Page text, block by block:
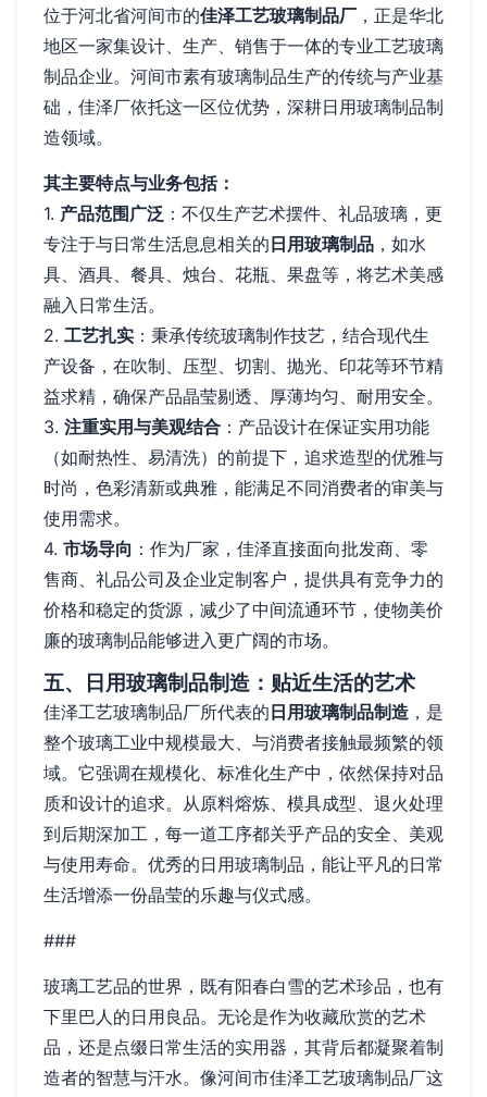
位于河北省河间市的佳泽工艺玻璃制品厂 ，正是华北
地区一家集设计、生产、销售于一体的专业工艺玻璃
制品企业。河间市素有玻璃制品生产的传统与产业基
础，佳泽厂依托这一区位优势，深耕日用玻璃制品制
造领域。
其主要特点与业务包括：
1. 产品范围广泛 ：不仅生产艺术摆件、礼品玻璃，更
专注于与日常生活息息相关的 日用玻璃制品 ，如水
具、酒具、餐具、烛台、花瓶、果盘等，将艺术美感
融入日常生活。
2. 工艺扎实 ：秉承传统玻璃制作技艺，结合现代生
产设备，在吹制、压型、切割、抛光、印花等环节精
益求精，确保产品晶莹剔透、厚薄均匀、耐用安全。
3. 注重实用与美观结合 ：产品设计在保证实用功能
（如耐热性、易清洗）的前提下，追求造型的优雅与
时尚，色彩清新或典雅，能满足不同消费者的审美与
使用需求。
4. 市场导向 ：作为厂家，佳泽直接面向批发商、零
售商、礼品公司及企业定制客户，提供具有竞争力的
价格和稳定的货源，减少了中间流通环节，使物美价
廉的玻璃制品能够进入更广阔的市场。
五、日用玻璃制品制造：贴近生活的艺术
佳泽工艺玻璃制品厂所代表的 日用玻璃制品制造 ，是
整个玻璃工业中规模最大、与消费者接触最频繁的领
域。它强调在规模化、标准化生产中，依然保持对品
质和设计的追求。从原料熔炼、模具成型、退火处理
到后期深加工，每一道工序都关乎产品的安全、美观
与使用寿命。优秀的日用玻璃制品，能让平凡的日常
生活增添一份晶莹的乐趣与仪式感。
###
玻璃工艺品的世界，既有阳春白雪的艺术珍品，也有
下里巴人的日用良品。无论是作为收藏欣赏的艺术
品，还是点缀日常生活的实用器，其背后都凝聚着制
造者的智慧与汗水。像河间市佳泽工艺玻璃制品厂这